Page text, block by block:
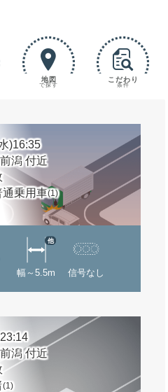
地図
で探す
こだわり
条件
)16:35
潟 付近
通乗用車(1)
幅～5.5m
他
信号なし
潟 付近
(1)